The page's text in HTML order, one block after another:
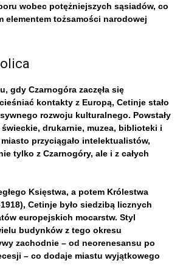
wobec potężniejszych sąsiadów, co
elementem tożsamości narodowej
gdy Czarnogóra zaczęła się
kontakty z Europą, Cetinje stało
rozwoju kulturalnego. Powstały
świeckie, drukarnie, muzea, biblioteki i
przyciągało intelektualistów,
tylko z Czarnogóry, ale i z całych
Księstwa, a potem Królestwa
Cetinje było siedzibą licznych
europejskich mocarstw. Styl
budynków z tego okresu
zachodnie – od neorenesansu po
– co dodaje miastu wyjątkowego